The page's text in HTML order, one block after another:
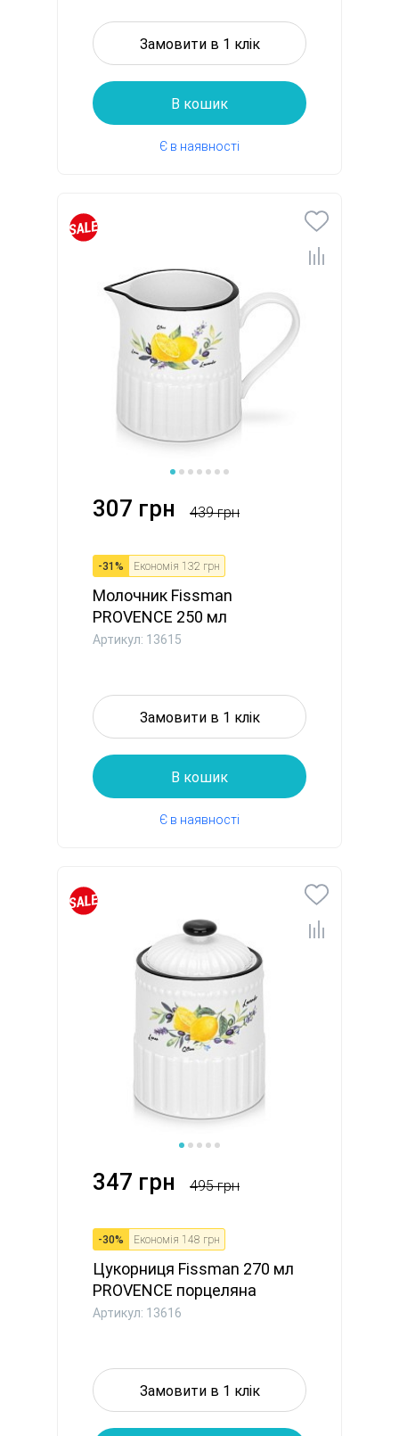
Замовити в 1 клік
В кошик
Є в наявності
307 грн 439 грн
-31 % Економія 132 грн
Молочник Fissman
PROVENCE 250 мл
порцеляна (13615)
Артикул: 13615
Замовити в 1 клік
В кошик
Є в наявності
347 грн 495 грн
-30% Економія 148 грн
Цукорниця Fissman 270 мл
PROVENCE порцеляна
(13616...
Артикул: 13616
Замовити в 1 клік